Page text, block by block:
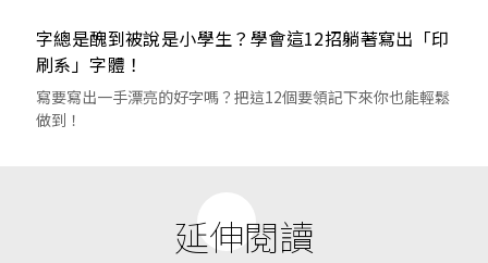
字總是醜到被說是小學生？學會這12招躺著寫出「印
刷系」字體！
寫要寫出一手漂亮的好字嗎？把這12個要領記下來你也能輕鬆
做到！
延伸閱讀